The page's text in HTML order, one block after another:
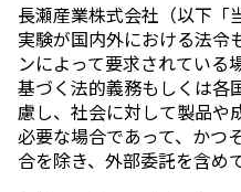
長瀬産業株式会社（以下「
実験が国内外における法令
ンによって要求されている
基づく法的義務もしくは各
慮し、社会に対して製品や
必要な場合であって、かつ
合を除き、外部委託を含め